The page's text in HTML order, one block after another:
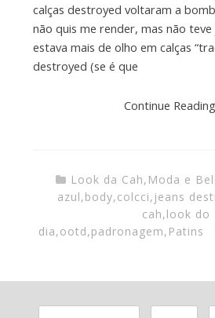
calças destroyed voltaram a
não quis me render, mas não
estava mais de olho em calças
destroyed (se é que
Continue Reading
Look da Cah, Moda e
azul,body,colcci, jeans
cah,look do
dia,ootd,padronagem, Patins